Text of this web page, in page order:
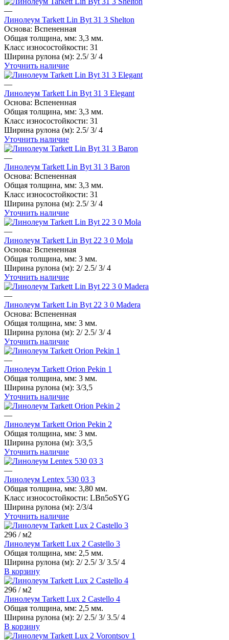
линолеум 33 класс
токопроводящий линолеум
—
Линолеум Tarkett Lin Byt 31 3 Shelton
Основа: Вспененная
Общая толщина, мм: 3,3 мм.
Класс износостойкости: 31
Ширина рулона (м): 2.5/ 3/ 4
Уточнить наличие
—
Линолеум Tarkett Lin Byt 31 3 Elegant
Основа: Вспененная
Общая толщина, мм: 3,3 мм.
Класс износостойкости: 31
Ширина рулона (м): 2.5/ 3/ 4
Уточнить наличие
—
Линолеум Tarkett Lin Byt 31 3 Baron
Основа: Вспененная
Общая толщина, мм: 3,3 мм.
Класс износостойкости: 31
Ширина рулона (м): 2.5/ 3/ 4
Уточнить наличие
—
Линолеум Tarkett Lin Byt 22 3 0 Mola
Основа: Вспененная
Общая толщина, мм: 3 мм.
Ширина рулона (м): 2/ 2.5/ 3/ 4
Уточнить наличие
—
Линолеум Tarkett Lin Byt 22 3 0 Madera
Основа: Вспененная
Общая толщина, мм: 3 мм.
Ширина рулона (м): 2/ 2.5/ 3/ 4
Уточнить наличие
—
Линолеум Tarkett Orion Pekin 1
Общая толщина, мм: 3 мм.
Ширина рулона (м): 3/3,5
Уточнить наличие
—
Линолеум Tarkett Orion Pekin 2
Общая толщина, мм: 3 мм.
Ширина рулона (м): 3/3,5
Уточнить наличие
—
Линолеум Lentex 530 03 3
Общая толщина, мм: 3,80 мм.
Класс износостойкости: LBn5oSYG
Ширина рулона (м): 2/3/4
Уточнить наличие
296 / м2
Линолеум Tarkett Lux 2 Castello 3
Общая толщина, мм: 2,5 мм.
Ширина рулона (м): 2/ 2.5/ 3/ 3.5/ 4
В корзину
296 / м2
Линолеум Tarkett Lux 2 Castello 4
Общая толщина, мм: 2,5 мм.
Ширина рулона (м): 2/ 2.5/ 3/ 3.5/ 4
В корзину